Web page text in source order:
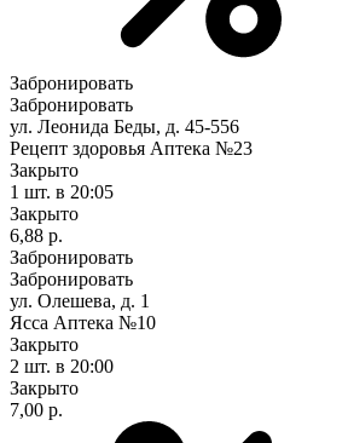
Забронировать
Забронировать
ул. Леонида Беды, д. 45-556
Рецепт здоровья Аптека №23
Закрыто
1 шт. в 20:05
Закрыто
6,88 р.
Забронировать
Забронировать
ул. Олешева, д. 1
Ясса Аптека №10
Закрыто
2 шт. в 20:00
Закрыто
7,00 р.